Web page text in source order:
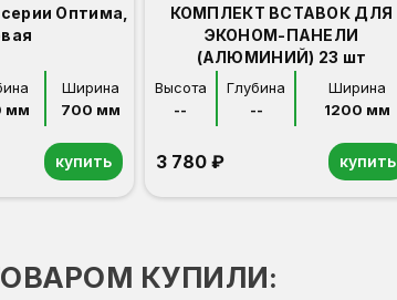
Оптима,
мм
Ширина
700 мм
купить
КОМПЛЕКТ ВСТАВОК ДЛЯ
ЭКОНОМ-ПАНЕЛИ
(АЛЮМИНИЙ) 23 шт
Высота
--
Глубина
--
Ширина
1200 мм
3 780 ₽ купить
КУПИЛИ: